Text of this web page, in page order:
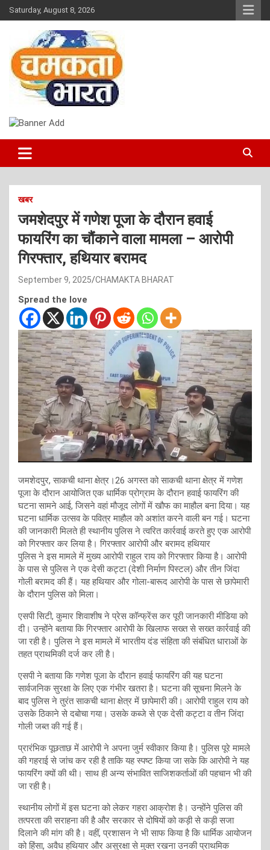
Skip
to
Saturday, August 8, 2026
CHAMAKTA BHARAT
खबर
जमशेदपुर में गणेश पूजा के दौरान हवाई
फायरिंग का चौंकाने वाला मामला – आरोपी
गिरफ्तार, हथियार बरामद
September 9, 2025 CHAMAKTA BHARAT
Spread the love
जमशेदपुर, साकची थाना क्षेत्र।26 अगस्त को साकची थाना क्षेत्र में गणेश
पूजा के दौरान आयोजित एक धार्मिक प्रोग्राम के दौरान हवाई फायरिंग की
घटना सामने आई, जिसने वहां मौजूद लोगों में खौफ का माहौल बना दिया। यह
घटना धार्मिक उत्सव के पवित्र माहौल को अशांत करने वाली बन गई। घटना
की जानकारी मिलते ही स्थानीय पुलिस ने त्वरित कार्रवाई करते हुए एक आरोपी
को गिरफ्तार कर लिया है। गिरफ्तार आरोपी और बरामद हथियार
पुलिस ने इस मामले में मुख्य आरोपी राहुल राय को गिरफ्तार किया है। आरोपी
के पास से पुलिस ने एक देसी कट्टा (देशी निर्माण पिस्टल) और तीन जिंदा
गोली बरामद की हैं। यह हथियार और गोला-बारूद आरोपी के पास से छापेमारी
के दौरान पुलिस को मिला।
एसपी सिटी, कुमार शिवाशीष ने प्रेस कॉन्फ्रेंस कर पूरी जानकारी मीडिया को
दी। उन्होंने बताया कि गिरफ्तार आरोपी के खिलाफ सख्त से सख्त कार्रवाई की
जा रही है। पुलिस ने इस मामले में भारतीय दंड संहिता की संबंधित धाराओं के
तहत प्राथमिकी दर्ज कर ली है।
एसपी ने बताया कि गणेश पूजा के दौरान हवाई फायरिंग की यह घटना
सार्वजनिक सुरक्षा के लिए एक गंभीर खतरा है। घटना की सूचना मिलने के
बाद पुलिस ने तुरंत साकची थाना क्षेत्र में छापेमारी की। आरोपी राहुल राय को
उसके ठिकाने से दबोचा गया। उसके कब्जे से एक देसी कट्टा व तीन जिंदा
गोली जब्त की गई हैं।
प्रारंभिक पूछताछ में आरोपी ने अपना जुर्म स्वीकार किया है। पुलिस पूरे मामले
की गहराई से जांच कर रही है ताकि यह स्पष्ट किया जा सके कि आरोपी ने यह
फायरिंग क्यों की थी। साथ ही अन्य संभावित साजिशकर्ताओं की पहचान भी की
जा रही है।
स्थानीय लोगों में इस घटना को लेकर गहरा आक्रोश है। उन्होंने पुलिस की
तत्परता की सराहना की है और सरकार से दोषियों को कड़ी से कड़ी सजा
दिलाने की मांग की है। वहीं, प्रशासन ने भी साफ किया है कि धार्मिक आयोजन
को हिंसा, अवैध हथियार और असुरक्षा से मुक्त रखना उनकी प्राथमिक